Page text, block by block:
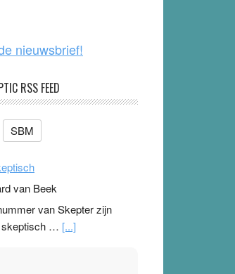
nieuwsbrief!
RSS FEED
SBM
van Beek
van Skepter zijn
skeptisch … [...]